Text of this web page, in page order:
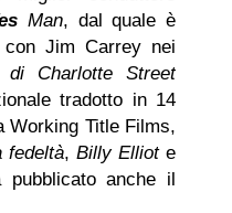
Man, dal quale è
Jim Carrey nei
di Charlotte Street
tradotto in 14
Working Title Films,
fedeltà, Billy Elliote
pubblicato anche il